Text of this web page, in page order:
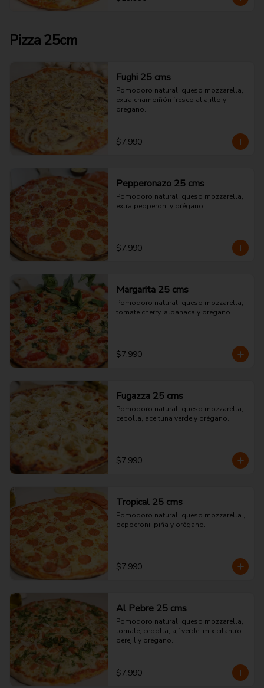
Pizza 25cm
Fughi 25 cms
Pomodoro natural, queso mozzarella,
extra champiñón fresco al ajillo y
orégano.
$7.990
Pepperonazo 25 cms
Pomodoro natural, queso mozzarella,
extra pepperoni y orégano.
$7.990
Margarita 25 cms
Pomodoro natural, queso mozzarella,
tomate cherry, albahaca y orégano.
$7.990
Fugazza 25 cms
Pomodoro natural, queso mozzarella,
cebolla, aceituna verde y orégano.
$7.990
Tropical 25 cms
Pomodoro natural, queso mozzarella ,
pepperoni, piña y orégano.
$7.990
Al Pebre 25 cms
Pomodoro natural, queso mozzarella,
tomate, cebolla, ají verde, mix cilantro
perejil y orégano.
$7.990